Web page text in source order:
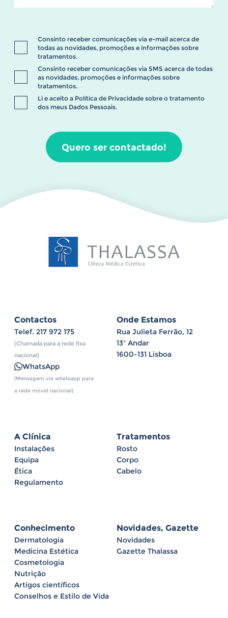
Consinto receber comunicações via e-mail acerca de
todas as novidades, promoções e informações sobre
tratamentos.
Consinto receber comunicações via SMS acerca de todas
as novidades, promoções e informações sobre
tratamentos.
Li e aceito a Política de Privacidade sobre o tratamento
dos meus Dados Pessoais.
Quero ser contactado!
Contactos
Telef. 217 972 175
(Chamada para a rede fixa
nacional)
WhatsApp
(Mensagem via whatsapp para
a rede móvel nacional)
Onde Estamos
Rua Julieta Ferrão, 12
13º Andar
1600-131 Lisboa
A Clínica
Instalações
Equipa
Ética
Regulamento
Tratamentos
Rosto
Corpo
Cabelo
Conhecimento
Dermatologia
Medicina Estética
Cosmetologia
Nutrição
Artigos científicos
Conselhos e Estilo de Vida
Novidades, Gazette
Novidades
Gazette Thalassa